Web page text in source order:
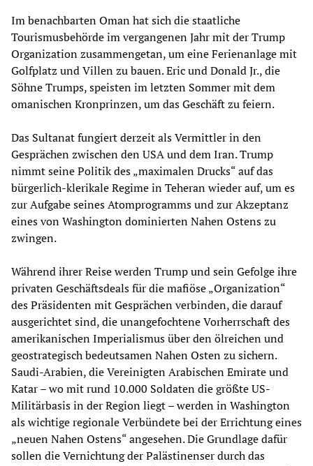
Im benachbarten Oman hat sich die staatliche
Tourismusbehörde im vergangenen Jahr mit der Trump
Organization zusammengetan, um eine Ferienanlage mit
Golfplatz und Villen zu bauen. Eric und Donald Jr., die
Söhne Trumps, speisten im letzten Sommer mit dem
omanischen Kronprinzen, um das Geschäft zu feiern.
Das Sultanat fungiert derzeit als Vermittler in den
Gesprächen zwischen den USA und dem Iran. Trump
nimmt seine Politik des „maximalen Drucks“ auf das
bürgerlich-klerikale Regime in Teheran wieder auf, um es
zur Aufgabe seines Atomprogramms und zur Akzeptanz
eines von Washington dominierten Nahen Ostens zu
zwingen.
Während ihrer Reise werden Trump und sein Gefolge ihre
privaten Geschäftsdeals für die mafiöse „Organization“
des Präsidenten mit Gesprächen verbinden, die darauf
ausgerichtet sind, die unangefochtene Vorherrschaft des
amerikanischen Imperialismus über den ölreichen und
geostrategisch bedeutsamen Nahen Osten zu sichern.
Saudi-Arabien, die Vereinigten Arabischen Emirate und
Katar – wo mit rund 10.000 Soldaten die größte US-
Militärbasis in der Region liegt – werden in Washington
als wichtige regionale Verbündete bei der Errichtung eines
„neuen Nahen Ostens“ angesehen. Die Grundlage dafür
sollen die Vernichtung der Palästinenser durch das